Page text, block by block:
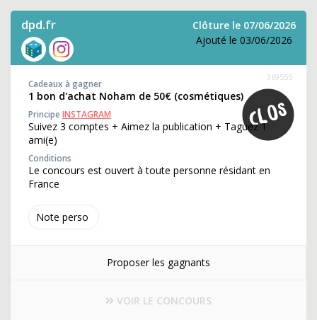
dpd.fr
Clôture le 07/06/2026
Ajouté le 03/06/2026
Note perso
369555
Cadeaux à gagner
1 bon d'achat Noham de 50€ (cosmétiques)
PrincipeINSTAGRAM
Suivez 3 comptes + Aimez la publication + Taguez 1
ami(e)
Conditions
Le concours est ouvert à toute personne résidant en
France
Proposer les gagnants
VOIR LE CONCOURS